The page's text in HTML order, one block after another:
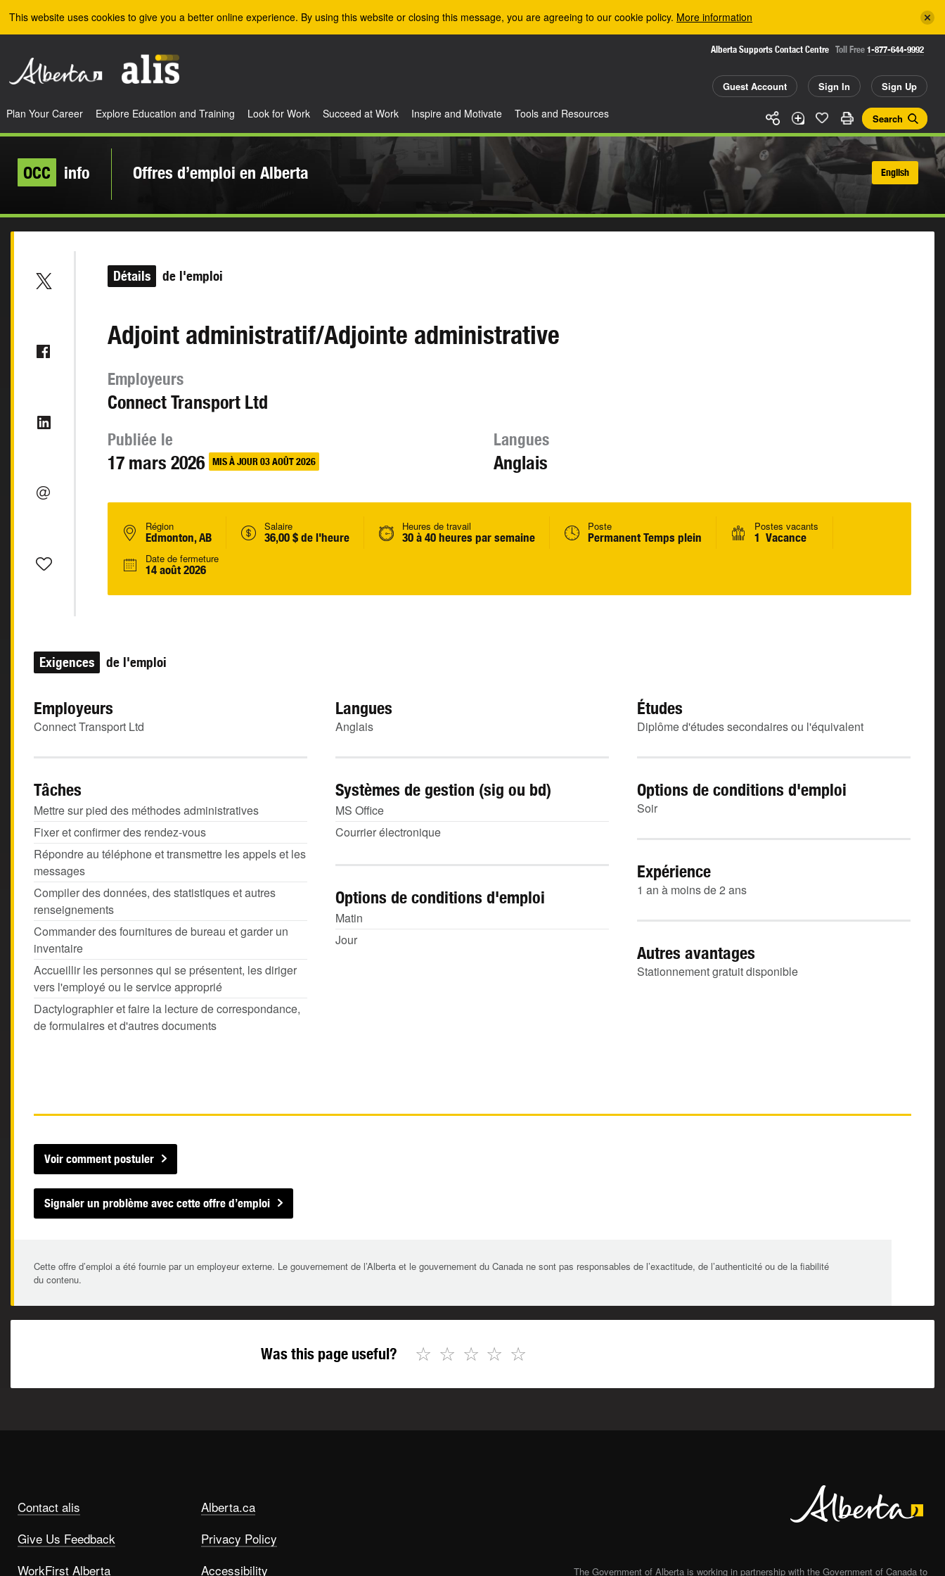
This website uses cookies to give you a better online experience. By using this website or closing this message, you are agreeing to our cookie policy. More information
Alberta Supports Contact Centre Toll Free 1-877-644-9992
Guest Account Sign In Sign Up
Search
Plan Your Career Explore Education and Training Look for Work Succeed at Work Inspire and Motivate Tools and Resources
OCC info Offres d’emploi en Alberta English
Détails de l'emploi
Adjoint administratif/Adjointe administrative
Employeurs
Connect Transport Ltd
Publiée le
17 mars 2026 MIS À JOUR 03 AOÛT 2026
Langues
Anglais
Région
Edmonton, AB
Salaire
36,00 $ de l'heure
Heures de travail
30 à 40 heures par semaine
Poste
Permanent Temps plein
Postes vacants
1 Vacance
Date de fermeture
14 août 2026
Exigences de l'emploi
Employeurs
Connect Transport Ltd
Langues
Anglais
Études
Diplôme d'études secondaires ou l'équivalent
Tâches
Mettre sur pied des méthodes administratives
Fixer et confirmer des rendez-vous
Répondre au téléphone et transmettre les appels et les
messages
Compiler des données, des statistiques et autres
renseignements
Commander des fournitures de bureau et garder un
inventaire
Accueillir les personnes qui se présentent, les diriger
vers l'employé ou le service approprié
Dactylographier et faire la lecture de correspondance,
de formulaires et d'autres documents
Systèmes de gestion (sig ou bd)
MS Office
Courrier électronique
Options de conditions d'emploi
Soir
Expérience
1 an à moins de 2 ans
Options de conditions d'emploi
Matin
Jour
Autres avantages
Stationnement gratuit disponible
Voir comment postuler
Signaler un problème avec cette offre d’emploi
Cette offre d’emploi a été fournie par un employeur externe. Le gouvernement de l’Alberta et le gouvernement du Canada ne sont pas responsables de l’exactitude, de l’authenticité ou de la fiabilité
du contenu.
Was this page useful? ☆
☆
☆
☆
☆
Contact alis
Give Us Feedback
WorkFirst Alberta
Alberta.ca
Privacy Policy
Accessibility
The Government of Alberta is working in partnership with the Government of Canada to